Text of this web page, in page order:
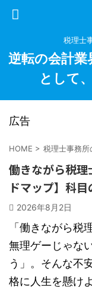
税理士
逆転の会計
として
広告
HOME > 税理士事務所
働きながら税
ドマップ】科
2026年8月2日
「働きながら税
無理ゲーじゃな
う」。そんな不
格に人生を懸け